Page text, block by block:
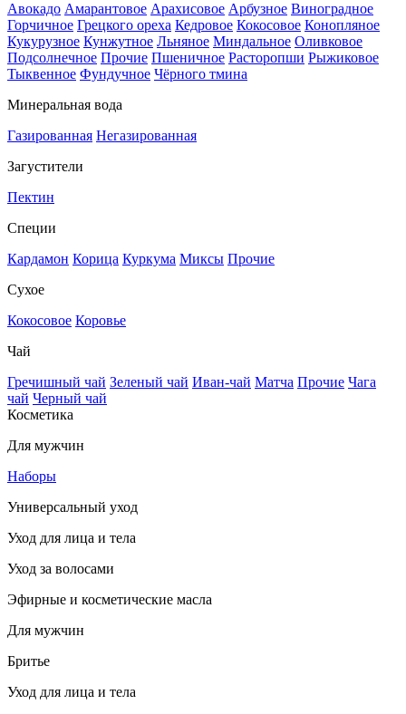
Авокадо Амарантовое Арахисовое Арбузное Виноградное
Горчичное Грецкого ореха Кедровое Кокосовое Конопляное
Кукурузное Кунжутное Льняное Миндальное Оливковое
Подсолнечное Прочие Пшеничное Расторопши Рыжиковое
Тыквенное Фундучное Чёрного тмина
Минеральная вода
Газированная Негазированная
Загустители
Пектин
Специи
Кардамон Корица Куркума Миксы Прочие
Сухое
Кокосовое Коровье
Чай
Гречишный чай Зеленый чай Иван-чай Матча Прочие Чага
чай Черный чай
Косметика
Для мужчин
Наборы
Универсальный уход
Уход для лица и тела
Уход за волосами
Эфирные и косметические масла
Для мужчин
Бритье
Уход для лица и тела